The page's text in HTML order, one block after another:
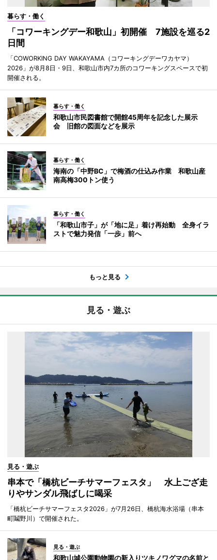
暮らす・働く
「コワーキングデー和歌山」初開催 7施設を巡る2
日間
「COWORKING DAY WAKAYAMA（コワーキングデーワカヤマ）
2026」が8月8日・9日、和歌山市内7カ所のコワーキングスペースで初
開催される。
暮らす・働く
和歌山市民図書館で開館45周年を記念した展示
会 旧館の図面などを展示
暮らす・働く
海南の「中野BC」で梅酒の仕込み作業 和歌山産
南高梅300トン使う
暮らす・働く
「和歌山市子」が「地に足」着け再始動 全身イラ
ストで魅力発信「一歩」前へ
もっと見る
見る・遊ぶ
見る・遊ぶ
串本で「橋杭ビーチサマーフェスタ」 水上ござ走
りやサンダル飛ばしに喝采
「橋杭ビーチサマーフェスタ2026」が7月26日、橋杭海水浴場（串本
町鬮野川）で開催された。
見る・遊ぶ
和歌山城公園動物園の新入りツキノワグマの名前と